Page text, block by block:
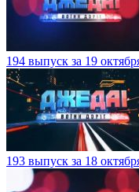
194 выпуск за 19
193 выпуск за 18